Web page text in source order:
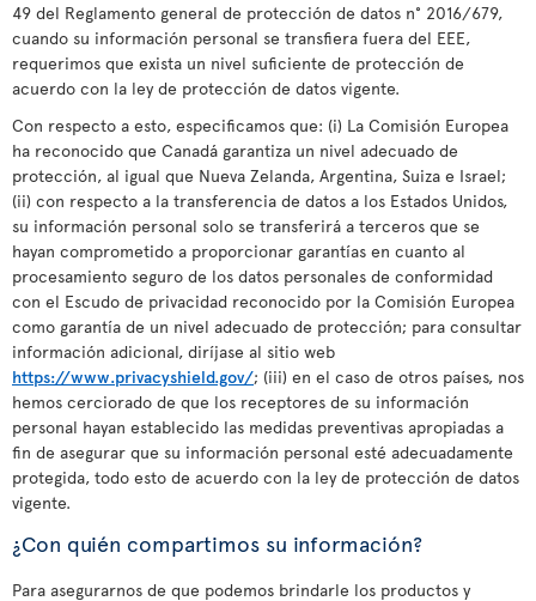
49 del Reglamento general de protección de datos n° 2016/679,
cuando su información personal se transfiera fuera del EEE,
requerimos que exista un nivel suficiente de protección de
acuerdo con la ley de protección de datos vigente.
Con respecto a esto, especificamos que: (i) La Comisión Europea
ha reconocido que Canadá garantiza un nivel adecuado de
protección, al igual que Nueva Zelanda, Argentina, Suiza e Israel;
(ii) con respecto a la transferencia de datos a los Estados Unidos,
su información personal solo se transferirá a terceros que se
hayan comprometido a proporcionar garantías en cuanto al
procesamiento seguro de los datos personales de conformidad
con el Escudo de privacidad reconocido por la Comisión Europea
como garantía de un nivel adecuado de protección; para consultar
información adicional, diríjase al sitio web
https://www.privacyshield.gov/; (iii) en el caso de otros países, nos
hemos cerciorado de que los receptores de su información
personal hayan establecido las medidas preventivas apropiadas a
fin de asegurar que su información personal esté adecuadamente
protegida, todo esto de acuerdo con la ley de protección de datos
vigente.
¿Con quién compartimos su información?
Para asegurarnos de que podemos brindarle los productos y